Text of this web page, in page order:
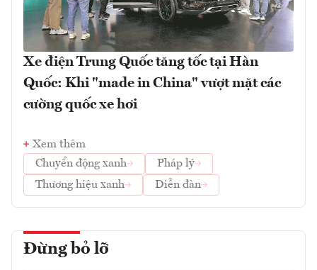
Xe điện Trung Quốc tăng tốc tại Hàn
Quốc: Khi "made in China" vượt mặt các
cường quốc xe hơi
Xem thêm
Chuyển động xanh
Pháp lý
Thương hiệu xanh
Diễn đàn
Đừng bỏ lỡ